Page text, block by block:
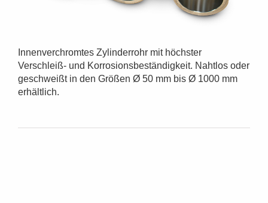
Innenverchromtes Zylinderrohr mit höchster
Verschleiß- und Korrosionsbeständigkeit. Nahtlos oder
geschweißt in den Größen Ø 50 mm bis Ø 1000 mm
erhältlich.